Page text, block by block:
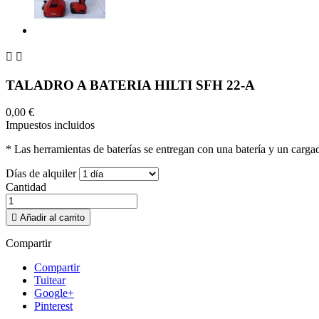
 
TALADRO A BATERIA HILTI SFH 22-A
0,00 €
Impuestos incluidos
* Las herramientas de baterías se entregan con una batería y un
Días de alquiler
Cantidad
 Añadir al carrito
Compartir
Compartir
Tuitear
Google+
Pinterest